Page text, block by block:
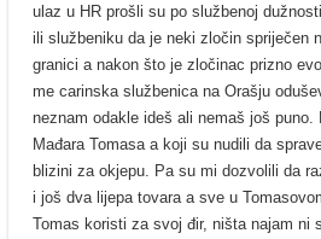
ulaz u HR prošli su po službenoj
ili službeniku da je neki zločin spriječen
granici a nakon što je zločinac prizno
me carinska službenica na Orašju
neznam odakle ideš ali nemaš još
Mađara Tomasa a koji su nudili da
blizini za okjepu. Pa su mi dozvolili da
i još dva lijepa tovara a sve u
Tomas koristi za svoj đir, ništa najam ni